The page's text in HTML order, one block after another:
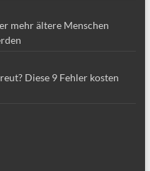
mehr ältere Menschen
Diese 9 Fehler kosten